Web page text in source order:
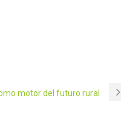
motor del futuro rural